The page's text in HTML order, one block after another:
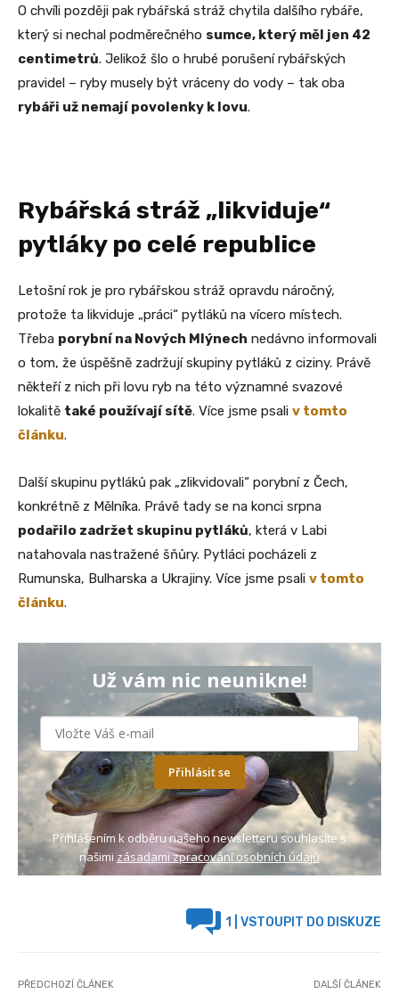
O chvíli později pak rybářská stráž chytila dalšího rybáře,
který si nechal podměrečného sumce, který měl jen 42
centimetrů. Jelikož šlo o hrubé porušení rybářských
pravidel – ryby musely být vráceny do vody – tak oba
rybáři už nemají povolenky k lovu.
Rybářská stráž „likviduje“
pytláky po celé republice
Letošní rok je pro rybářskou stráž opravdu náročný,
protože ta likviduje „práci“ pytláků na vícero místech.
Třeba porybní na Nových Mlýnech nedávno informovali
o tom, že úspěšně zadržují skupiny pytláků z ciziny. Právě
někteří z nich při lovu ryb na této významné svazové
lokalitě také používají sítě. Více jsme psali v tomto
článku.
Další skupinu pytláků pak „zlikvidovali“ porybní z Čech,
konkrétně z Mělníka. Právě tady se na konci srpna
podařilo zadržet skupinu pytláků, která v Labi
natahovala nastražené šňůry. Pytláci pocházeli z
Rumunska, Bulharska a Ukrajiny. Více jsme psali v tomto
článku.
Už vám nic neunikne!
Přihlásit se
Přihlášením k odběru našeho newsletteru souhlasíte s
našimi zásadami zpracování osobních údajů
1 | VSTOUPIT DO DISKUZE
PŘEDCHOZÍ ČLÁNEK DALŠÍ ČLÁNEK